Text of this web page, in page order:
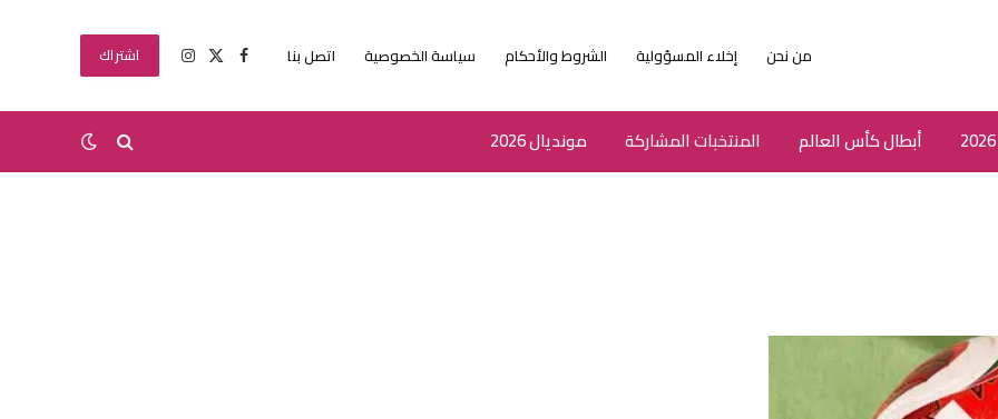
من نحن إخلاء المسؤولية الشروط والأحكام سياسة الخصوصية اتصل بنا فيسبوك
X
الانستغراماشتراك
أبطال كأس العالم المنتخبات المشاركة مونديال 2026